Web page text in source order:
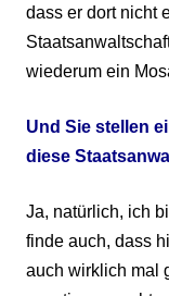
dass er dort nicht
wiederum ein
Und Sie stellen
diese
Ja, natürlich, ich
finde auch, dass
auch wirklich mal